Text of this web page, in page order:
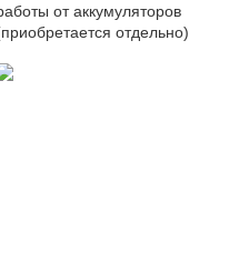
от аккумуляторов
отдельно)